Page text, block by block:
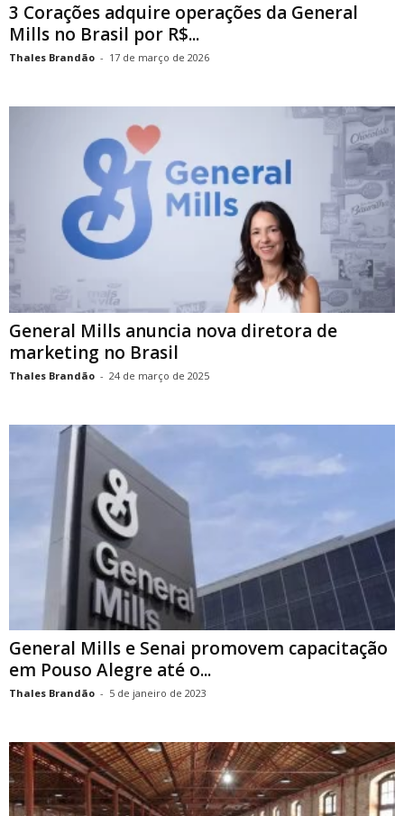
3 Corações adquire operações da General
Mills no Brasil por R$...
Thales Brandão - 17 de março de 2026
General Mills anuncia nova diretora de
marketing no Brasil
Thales Brandão - 24 de março de 2025
General Mills e Senai promovem capacitação
em Pouso Alegre até o...
Thales Brandão - 5 de janeiro de 2023